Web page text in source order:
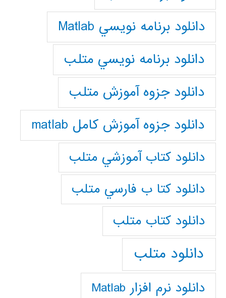
دانلود برنامه نويسي Matlab
دانلود برنامه نويسي متلب
دانلود جزوه آموزش متلب
دانلود جزوه آموزش کامل matlab
دانلود كتاب آموزشي متلب
دانلود كتا ب فارسي متلب
دانلود كتاب متلب
دانلود متلب
دانلود نرم افزار Matlab